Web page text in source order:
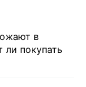
в
ли покупать